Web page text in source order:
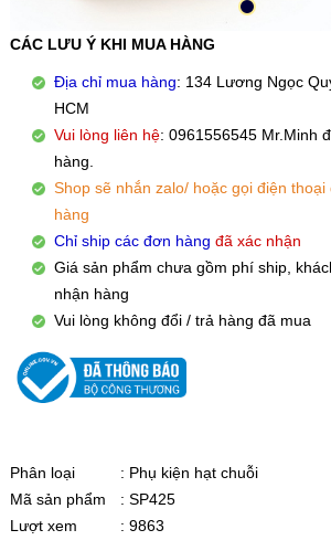
CÁC LƯU Ý KHI MUA HÀNG
Địa chỉ mua hàng: 134 Lương Ngọc
HCM
Vui lòng liên hệ: 0961556545 Mr.Minh
hàng.
Shop sẽ nhắn zalo/ hoặc gọi điện
hàng
Chỉ ship các đơn hàng đã xác nhận
Giá sản phẩm chưa gồm phí ship,
nhận hàng
Vui lòng không đổi / trả hàng đã mua
Phân loại
: Phụ kiện hạt chuỗi
Mã sản phẩm
: SP425
Lượt xem
: 9863